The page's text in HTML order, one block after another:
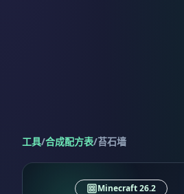
工具/合成配方表/苔石墙
Minecraft 26.2